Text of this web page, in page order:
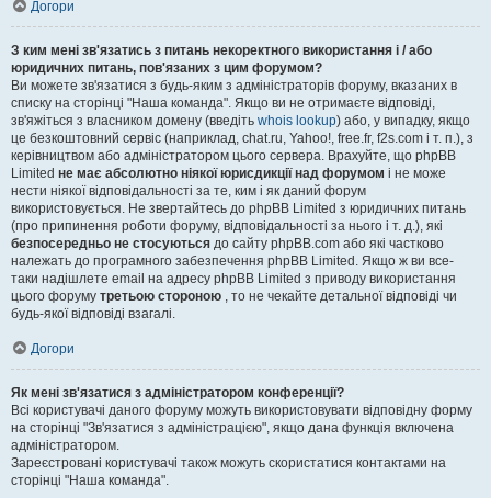
Догори
З ким мені зв'язатись з питань некоректного використання і / або
юридичних питань, пов'язаних з цим форумом?
Ви можете зв'язатися з будь-яким з адміністраторів форуму, вказаних в
списку на сторінці "Наша команда". Якщо ви не отримаєте відповіді,
зв'яжіться з власником домену (введіть whois lookup) або, у випадку, якщо
це безкоштовний сервіс (наприклад, chat.ru, Yahoo!, free.fr, f2s.com і т. п.), з
керівництвом або адміністратором цього сервера. Врахуйте, що phpBB
Limited не має абсолютно ніякої юрисдикції над форумом і не може
нести ніякої відповідальності за те, ким і як даний форум
використовується. Не звертайтесь до phpBB Limited з юридичних питань
(про припинення роботи форуму, відповідальності за нього і т. д.), які
безпосередньо не стосуються до сайту phpBB.com або які частково
належать до програмного забезпечення phpBB Limited. Якщо ж ви все-
таки надішлете email на адресу phpBB Limited з приводу використання
цього форуму третьою стороною , то не чекайте детальної відповіді чи
будь-якої відповіді взагалі.
Догори
Як мені зв'язатися з адміністратором конференції?
Всі користувачі даного форуму можуть використовувати відповідну форму
на сторінці "Зв'язатися з адміністрацією", якщо дана функція включена
адміністратором.
Зареєстровані користувачі також можуть скористатися контактами на
сторінці "Наша команда".